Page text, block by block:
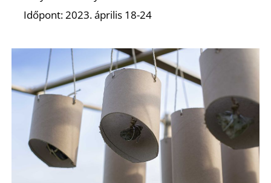
Időpont: 2023. április 18-24